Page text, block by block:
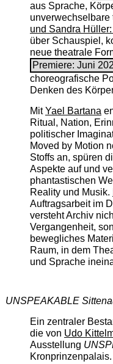
aus Sprache,
unverwechselbare
und Sandra
über Schauspiel,
neue theatrale
Premiere: Juni
choreografische
Denken des
MitYael Bartana
Ritual, Nation,
politischer
Moved by Motion
Stoffs an, spüren
Aspekte auf und
phantastischen
Reality und Musik.
Auftragsarbeit im
versteht Archiv
Vergangenheit,
bewegliches
Raum, in dem
und Sprache
UNSPEAKABLE
Ein zentraler
die von Udo
Ausstellung